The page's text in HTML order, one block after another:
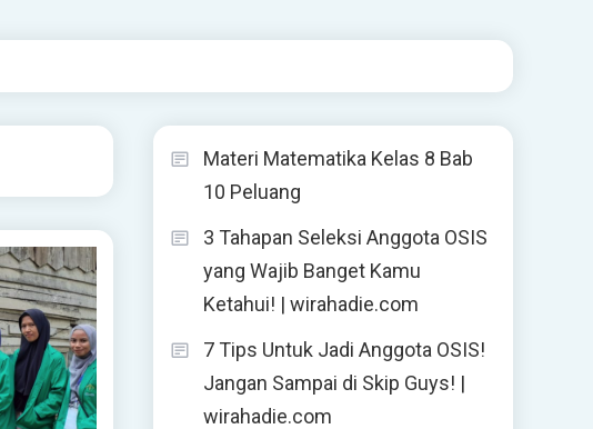
Materi Matematika Kelas 8 Bab
10 Peluang
3 Tahapan Seleksi Anggota OSIS
yang Wajib Banget Kamu
Ketahui! | wirahadie.com
7 Tips Untuk Jadi Anggota OSIS!
Jangan Sampai di Skip Guys! |
wirahadie.com